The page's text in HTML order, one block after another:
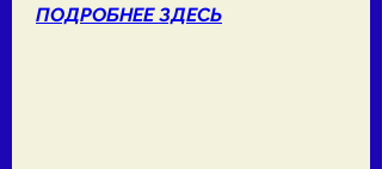
ПОДРОБНЕЕ ЗДЕСЬ